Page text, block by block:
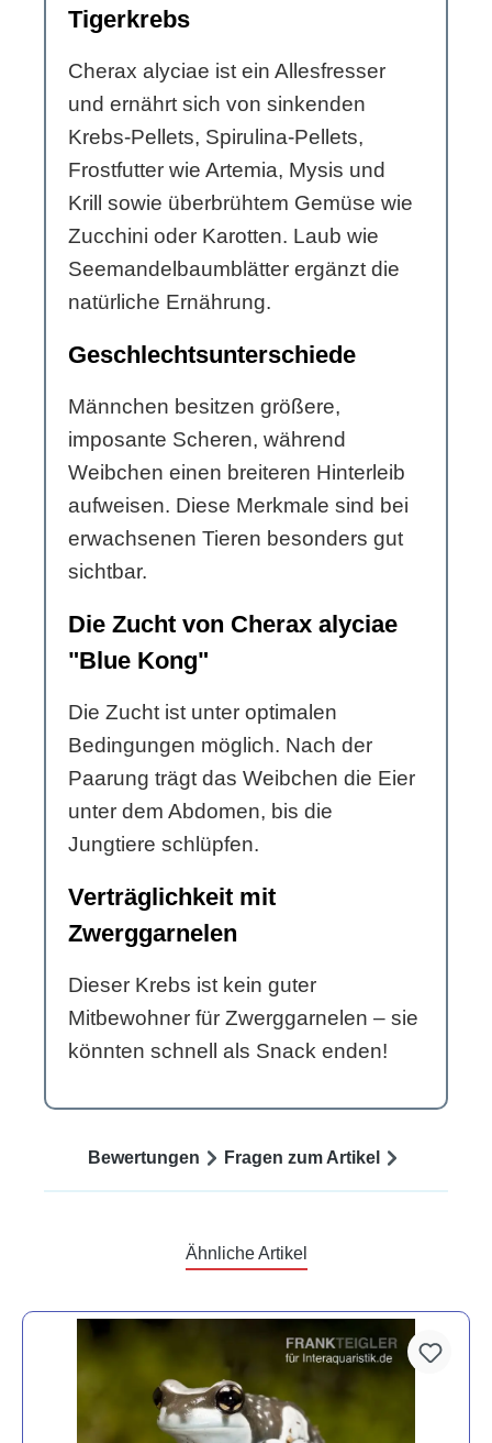
Tigerkrebs
Cherax alyciae ist ein Allesfresser
und ernährt sich von sinkenden
Krebs-Pellets, Spirulina-Pellets,
Frostfutter wie Artemia, Mysis und
Krill sowie überbrühtem Gemüse wie
Zucchini oder Karotten. Laub wie
Seemandelbaumblätter ergänzt die
natürliche Ernährung.
Geschlechtsunterschiede
Männchen besitzen größere,
imposante Scheren, während
Weibchen einen breiteren Hinterleib
aufweisen. Diese Merkmale sind bei
erwachsenen Tieren besonders gut
sichtbar.
Die Zucht von Cherax alyciae
"Blue Kong"
Die Zucht ist unter optimalen
Bedingungen möglich. Nach der
Paarung trägt das Weibchen die Eier
unter dem Abdomen, bis die
Jungtiere schlüpfen.
Verträglichkeit mit
Zwerggarnelen
Dieser Krebs ist kein guter
Mitbewohner für Zwerggarnelen – sie
könnten schnell als Snack enden!
Bewertungen Fragen zum Artikel
Ähnliche Artikel